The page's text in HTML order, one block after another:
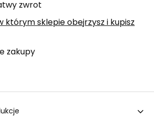
zwrot
którym sklepie obejrzysz i kupisz
zakupy